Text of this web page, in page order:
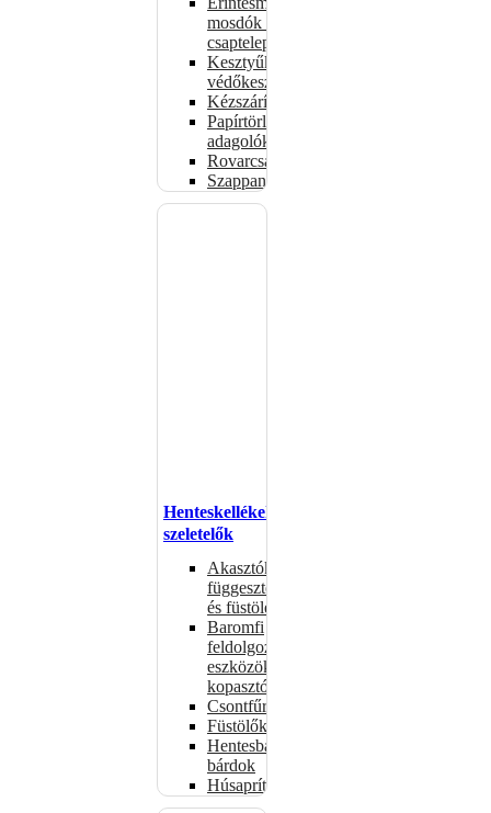
mosdók és
csaptelepek
Kesztyűk,
védőkesztyűk
Kézszárítók
Papírtörlő-
adagolók
Rovarcsapdák
Szappanadagolók
Henteskellékek,
szeletelők
Akasztók
függesztéshez
és füstöléshez
Baromfi
feldolgozó
eszközök,
kopasztók
Csontfűrészek
Füstölők
Hentesbalták,
bárdok
Húsaprítók